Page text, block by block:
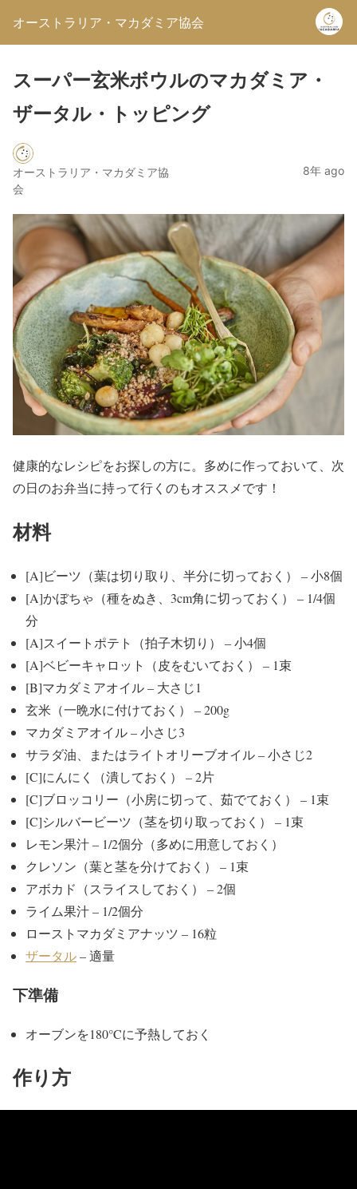
オーストラリア・マカダミア協会
スーパー玄米ボウルのマカダミア・
ザータル・トッピング
オーストラリア・マカダミア協
会
8年 ago
健康的なレシピをお探しの方に。多めに作っておいて、次
の日のお弁当に持って行くのもオススメです！
材料
[A]ビーツ（葉は切り取り、半分に切っておく） – 小8個
[A]かぼちゃ（種をぬき、3cm角に切っておく） – 1/4個
分
[A]スイートポテト（拍子木切り） – 小4個
[A]ベビーキャロット（皮をむいておく） – 1束
[B]マカダミアオイル – 大さじ1
玄米（一晩水に付けておく） – 200g
マカダミアオイル – 小さじ3
サラダ油、またはライトオリーブオイル – 小さじ2
[C]にんにく（潰しておく） – 2片
[C]ブロッコリー（小房に切って、茹でておく） – 1束
[C]シルバービーツ（茎を切り取っておく） – 1束
レモン果汁 – 1/2個分（多めに用意しておく）
クレソン（葉と茎を分けておく） – 1束
アボカド（スライスしておく） – 2個
ライム果汁 – 1/2個分
ローストマカダミアナッツ – 16粒
ザータル– 適量
下準備
オーブンを180°Cに予熱しておく
作り方